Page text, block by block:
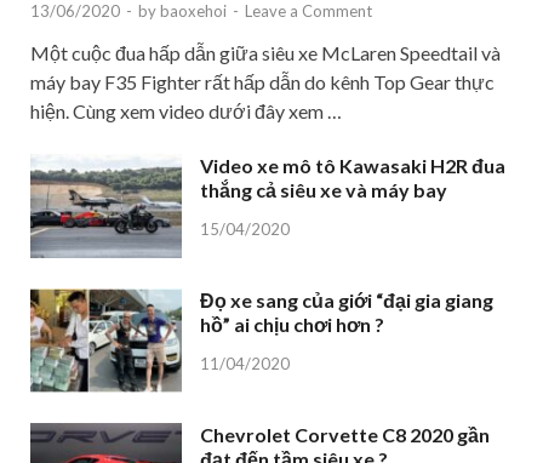
13/06/2020 - by baoxehoi - Leave a Comment
Một cuộc đua hấp dẫn giữa siêu xe McLaren Speedtail và
máy bay F35 Fighter rất hấp dẫn do kênh Top Gear thực
hiện. Cùng xem video dưới đây xem …
Video xe mô tô Kawasaki H2R đua
thắng cả siêu xe và máy bay
15/04/2020
Đọ xe sang của giới “đại gia giang
hồ” ai chịu chơi hơn ?
11/04/2020
Chevrolet Corvette C8 2020 gần